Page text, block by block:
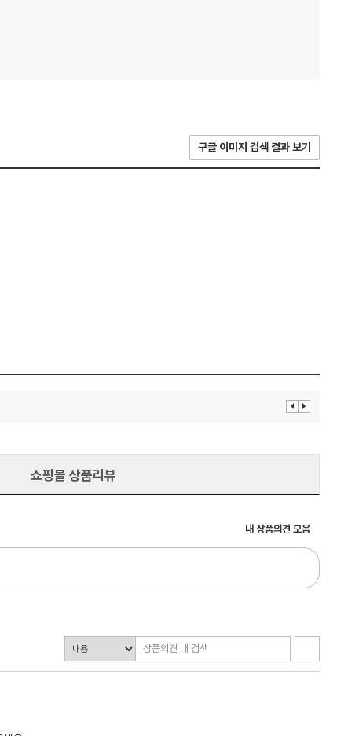
구글 이미지 검색 결과 보기
이 다
쇼핑몰 상품리뷰
내 상품의견 모음